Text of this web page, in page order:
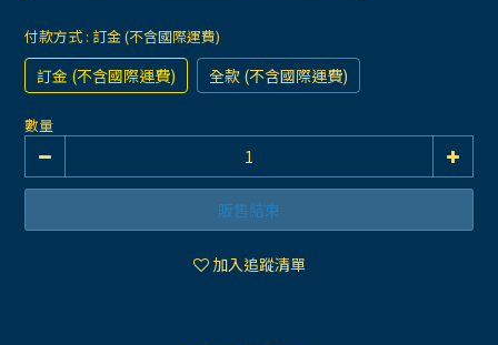
付款方式 : 訂金 (不含國際運費)
訂金 (不含國際運費) 全款 (不含國際運費)
數量
販售結束
加入追蹤清單